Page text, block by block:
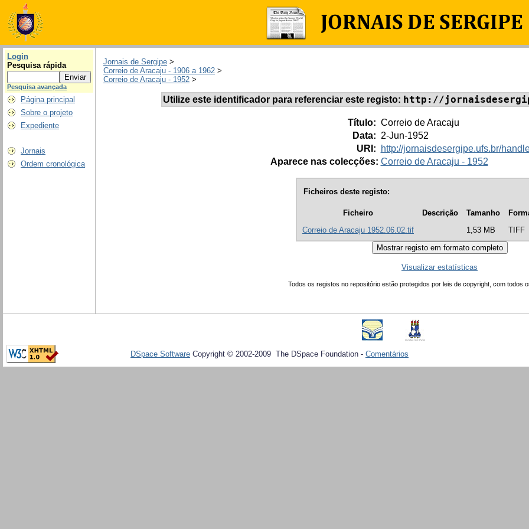
Login
Pesquisa rápida
Pesquisa avançada
Página principal
Sobre o projeto
Expediente
Jornais
Ordem cronológica
Jornais de Sergipe >
Correio de Aracaju - 1906 a 1962 >
Correio de Aracaju - 1952 >
Utilize este identificador para referenciar este registo: http://
Título: Correio de Aracaju
Data: 2-Jun-1952
URI:
http://jornaisdesergipe.ufs.br/
Aparece nas colecções: Correio de Aracaju - 1952
Ficheiros deste registo:
Ficheiro Descrição Tamanho
Correio de Aracaju 1952.06.02.tif
1,53 MB TIFF
Visualizar estatísticas
Todos os registos no repositório estão protegidos por leis de copyright, com todos
DSpace Software Copyright © 2002-2009 The DSpace Foundation - Comentários